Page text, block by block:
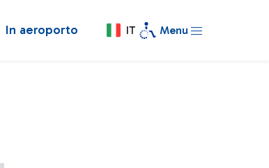
In aeroporto IT Menu